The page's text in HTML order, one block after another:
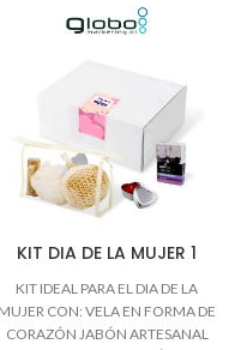
KIT DIA DE LA MUJER 1